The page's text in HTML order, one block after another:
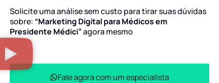
Solicite uma análise sem custo para tirar suas dúvidas
sobre: “Marketing Digital para Médicos em
Presidente Médici”agora mesmo
Fale agora com um especialista